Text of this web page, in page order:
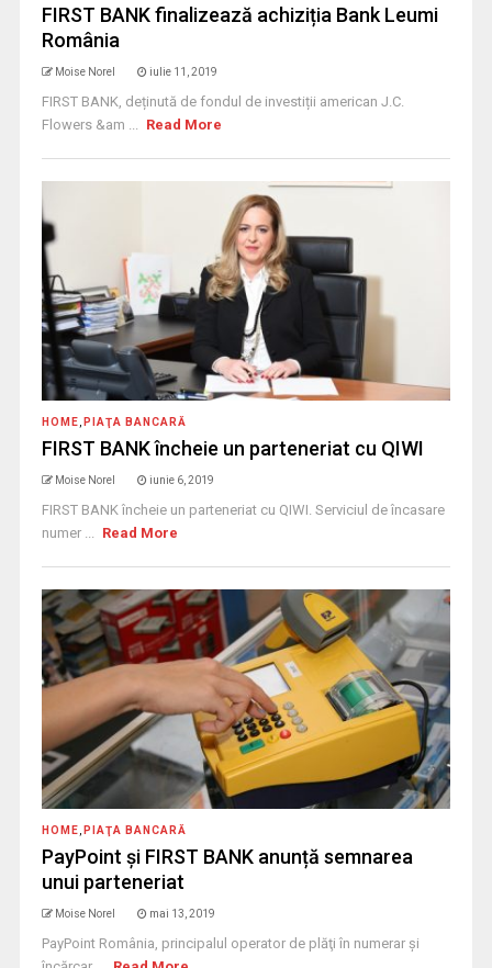
FIRST BANK finalizează achiziția Bank Leumi
România
Moise Norel iulie 11, 2019
FIRST BANK, deținută de fondul de investiții american J.C.
Flowers &am ... Read More
HOME PIAŢA BANCARĂ
FIRST BANK încheie un parteneriat cu QIWI
Moise Norel iunie 6, 2019
FIRST BANK încheie un parteneriat cu QIWI. Serviciul de încasare
numer ... Read More
HOME PIAŢA BANCARĂ
PayPoint și FIRST BANK anunță semnarea
unui parteneriat
Moise Norel mai 13, 2019
PayPoint România, principalul operator de plăţi în numerar şi